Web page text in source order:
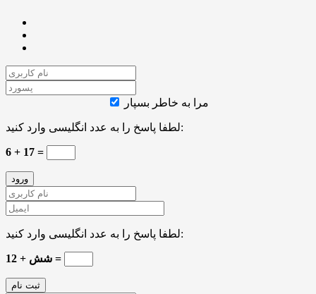
مرا به خاطر بسپار
لطفا پاسخ را به عدد انگلیسی وارد کنید:
6 + 17 =
لطفا پاسخ را به عدد انگلیسی وارد کنید:
12 + شش =